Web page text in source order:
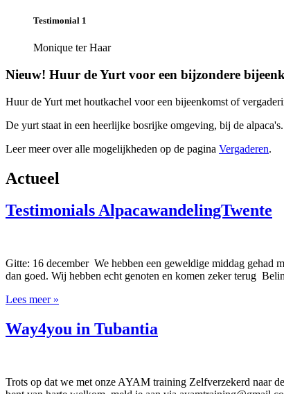
Testimonial 1
Monique ter Haar
Nieuw! Huur de Yurt voor een bijzondere
Huur de Yurt met houtkachel voor een bijeenkomst of
De yurt staat in een heerlijke bosrijke omgeving, bij de alpaca's.
Leer meer over alle mogelijkheden op de pagina Vergaderen.
Actueel
Testimonials AlpacawandelingTwente
Gitte: 16 december We hebben een geweldige middag gehad
dan goed. Wij hebben echt genoten en komen zeker terug
Lees meer »
Way4you in Tubantia
Trots op dat we met onze AYAM training Zelfverzekerd naar